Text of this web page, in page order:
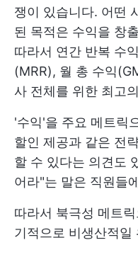
쟁이 있습니다. 어떤
된 목적은 수익을 창
따라서 연간 반복 수
(MRR), 월 총 수익
사 전체를 위한 최고
'수익'을 주요 메트릭
할인 제공과 같은 전
할 수 있다는 의견도
어라"는 말은 직원들
따라서 북극성 메트
기적으로 비생산적일